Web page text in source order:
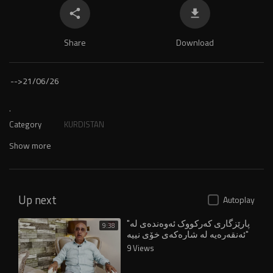
Share Download
-->21/06/26
.
Category KURDISTAN
Show more
Up next Autoplay
9:38 "پارێزگاری کەرکووک ئەوەندەی لە
ئەنقەرەیە لە شارەکەی خۆی نییە"
9 Views